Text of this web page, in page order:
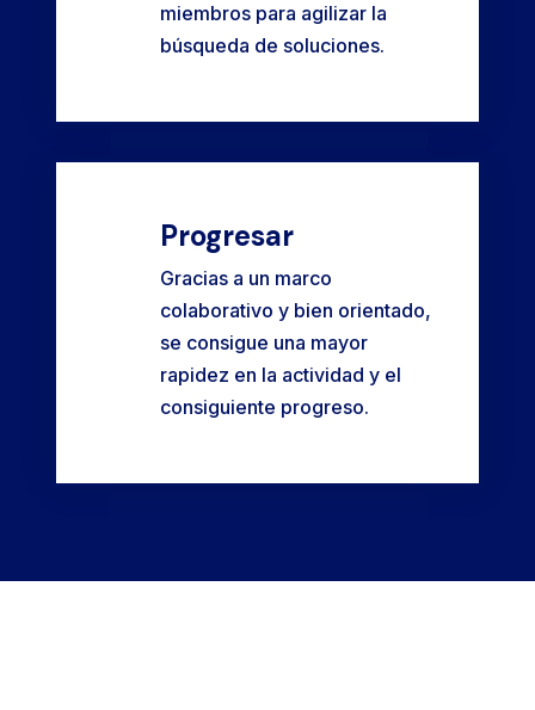
miembros para agilizar la
búsqueda de soluciones.
Progresar
Gracias a un marco
colaborativo y bien orientado,
se consigue una mayor
rapidez en la actividad y el
consiguiente progreso.